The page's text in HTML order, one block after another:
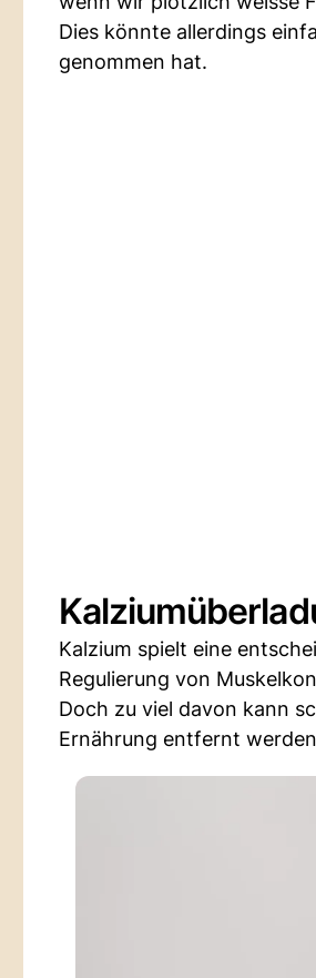
Dies könnte allerdings
genommen hat.
Kalzium spielt eine
Regulierung von
Doch zu viel davon kann
Ernährung entfernt